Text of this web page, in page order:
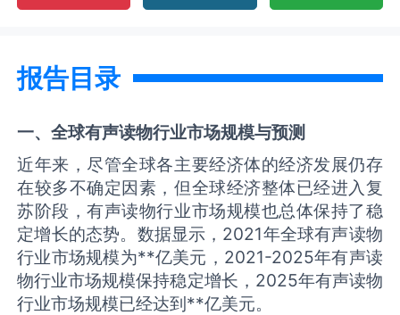
报告目录
一、全球有声读物行业市场规模与预测
近年来，尽管全球各主要经济体的经济发展仍存
在较多不确定因素，但全球经济整体已经进入复
苏阶段，有声读物行业市场规模也总体保持了稳
定增长的态势。数据显示，2021年全球有声读物
行业市场规模为**亿美元，2021-2025年有声读
物行业市场规模保持稳定增长，2025年有声读物
行业市场规模已经达到**亿美元。